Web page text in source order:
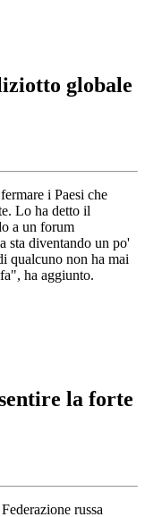
globale
i Paesi che
Lo ha detto il
a un forum
sta diventando un po'
qualcuno non ha mai
ha aggiunto.
la forte
russa